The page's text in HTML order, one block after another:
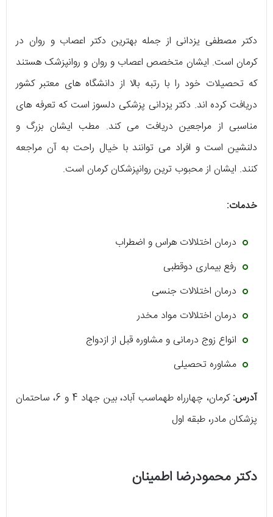
دکتر مصطفی یزدانی از جمله بهترین دکتر اعصاب و روان در
کرمان است. ایشان متخصص اعصاب و روان و روانپزشک هستند
که تحصیلات خود را با رتبه بالا از دانشگاه های معتبر کشور
دریافت کرده اند. دکتر یزدانی پزشکی دلسوز است که تعرفه های
مناسبی از مراجعین دریافت می کند. مطب ایشان بزرگ و
دلنشین است و افراد می توانند با خیال راحت به آن مراجعه
کنند. ایشان از محبوب ترین روانپزشکان کرمان است.
خدمات:
درمان اختلالات هراس و اضطراب
رفع بیماری دوقطبی
درمان اختلالات جنسی
درمان اختلالات مواد مخدر
انواع زوج درمانی و مشاوره قبل از ازدواج
مشاوره تحصیلی
آدرس:
کرمان، چهارراه طهماسب آباد، بین جهاد 4 و 6، ساحتمان
پزشکان مادر، طبقه اول
دکتر محمودرضا اطمینان